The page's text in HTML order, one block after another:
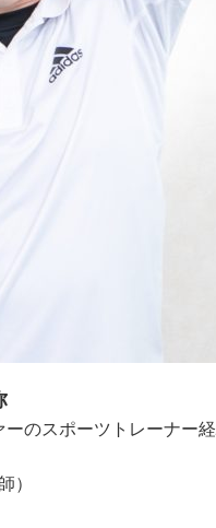
のスポーツトレーナー
）